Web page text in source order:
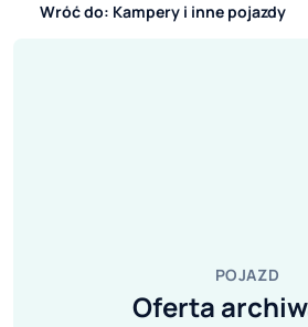
Wróć do: Kampery i inne pojazdy
POJAZD
Oferta